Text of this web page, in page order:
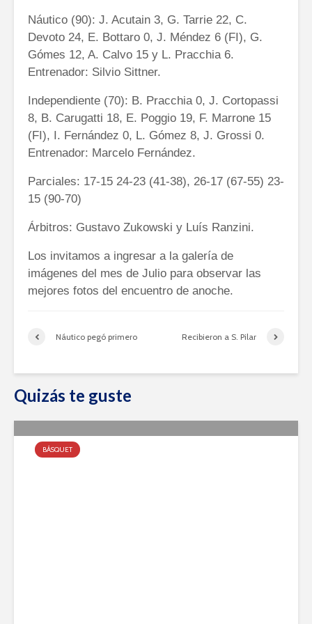
Náutico (90): J. Acutain 3, G. Tarrie 22, C.
Devoto 24, E. Bottaro 0, J. Méndez 6 (FI), G.
Gómes 12, A. Calvo 15 y L. Pracchia 6.
Entrenador: Silvio Sittner.
Independiente (70): B. Pracchia 0, J. Cortopassi
8, B. Carugatti 18, E. Poggio 19, F. Marrone 15
(FI), I. Fernández 0, L. Gómez 8, J. Grossi 0.
Entrenador: Marcelo Fernández.
Parciales: 17-15 24-23 (41-38), 26-17 (67-55) 23-
15 (90-70)
Árbitros: Gustavo Zukowski y Luís Ranzini.
Los invitamos a ingresar a la galería de
imágenes del mes de Julio para observar las
mejores fotos del encuentro de anoche.
Náutico pegó primero Recibieron a S. Pilar
Quizás te guste
BÁSQUET